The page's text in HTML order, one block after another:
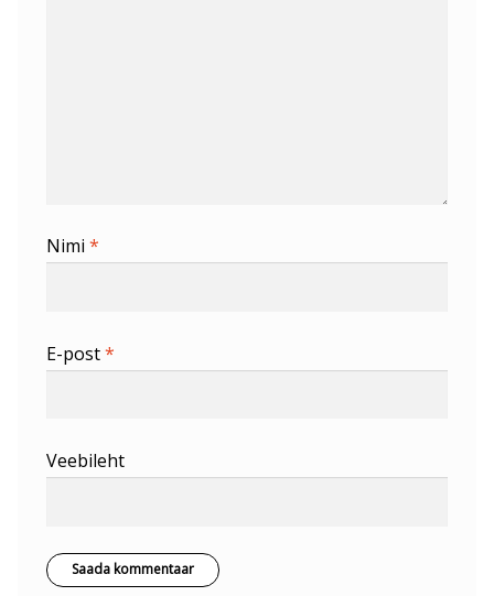
Nimi *
E-post*
Veebileht